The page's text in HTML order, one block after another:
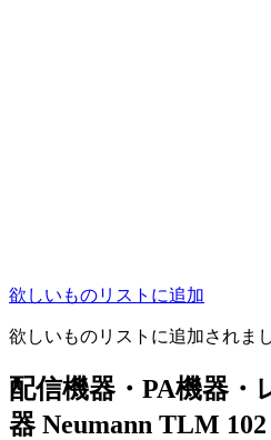
欲しいものリストに追加
欲しいものリストに追加されま
配信機器・PA機器・
器 Neumann TLM